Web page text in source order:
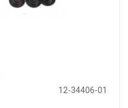
12-34406-01